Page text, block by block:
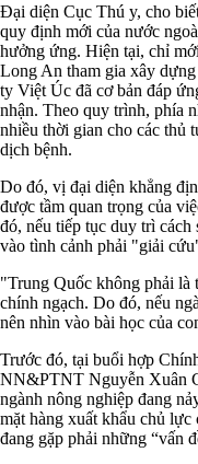
Đại diện Cục Thú y, cho
quy định mới của nước
hưởng ứng. Hiện tại, chỉ
Long An tham gia xây
ty Việt Úc đã cơ bản đáp
nhận. Theo quy trình, phía
nhiều thời gian cho các thủ
dịch bệnh.
Do đó, vị đại diện khẳng
được tầm quan trọng của
đó, nếu tiếp tục duy trì cách
vào tình cảnh phải "giải
"Trung Quốc không phải là
chính ngạch. Do đó, nếu
nên nhìn vào bài học của
Trước đó, tại buổi hợp
NN&PTNT Nguyễn Xuân
ngành nông nghiệp đang
mặt hàng xuất khẩu chủ lực
đang gặp phải những “vấn